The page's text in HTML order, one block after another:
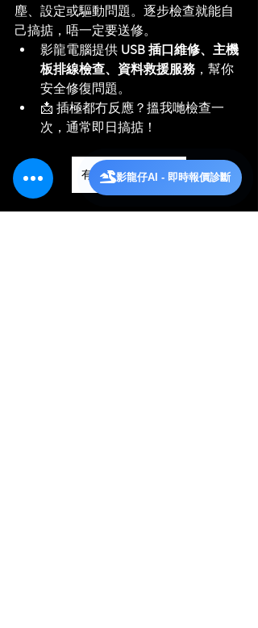
塵、設定或驅動問題。逐步檢查就能自
己搞掂，唔一定要送修。
影龍電腦提供 USB 插口維修、主機
板排線檢查、資料救援服務 ，幫你
安全修復問題。
📩 插極都冇反應？搵我哋檢查一
次，通常即日搞掂！
有問題或需要維修?
影龍仔AI - 即時報價診斷